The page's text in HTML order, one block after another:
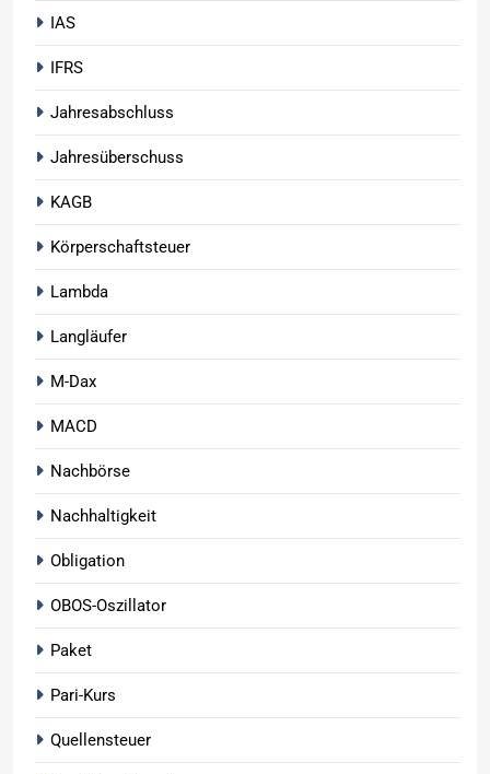
IAS
IFRS
Jahresabschluss
Jahresüberschuss
KAGB
Körperschaftsteuer
Lambda
Langläufer
M-Dax
MACD
Nachbörse
Nachhaltigkeit
Obligation
OBOS-Oszillator
Paket
Pari-Kurs
Quellensteuer